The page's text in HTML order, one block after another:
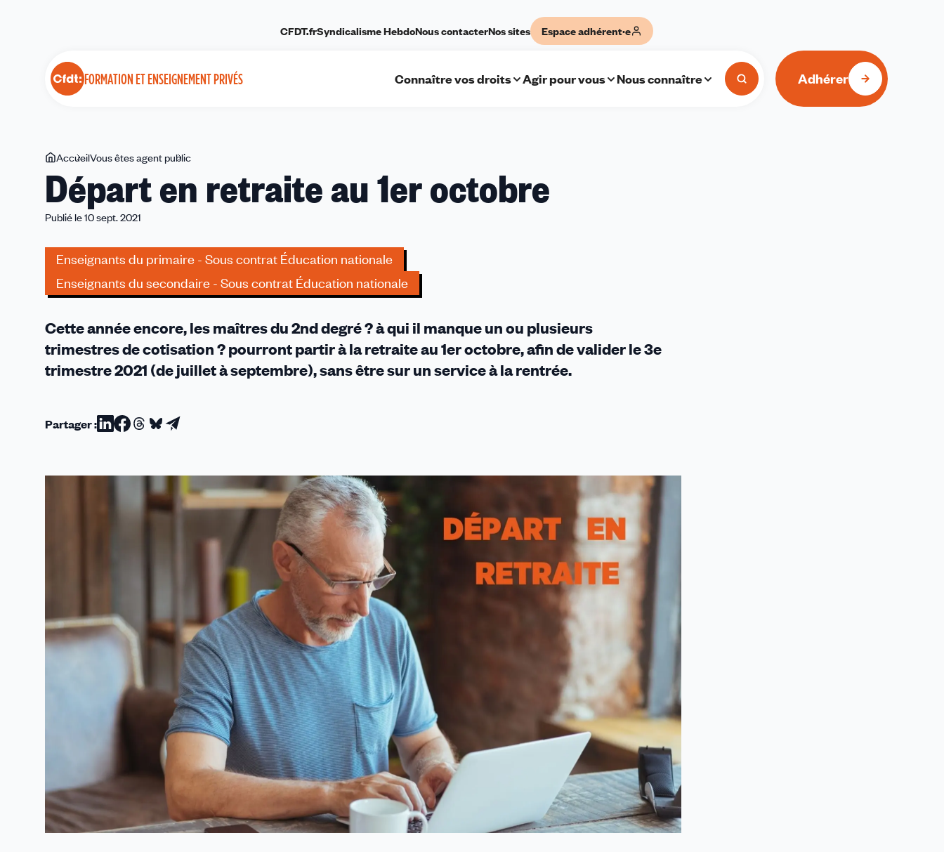
FORMATION ET ENSEIGNEMENT PRIVÉS
CFDT.frSyndicalisme HebdoNous contacterNos sites Espace adhérent·e
Connaître vos droits Agir pour vous Nous connaître Adhérer
Vous
êtes
AccueilVous êtes agent public
en
retraite
octobre
Départ en retraite au 1er octobre
Publié le 10 sept. 2021
Enseignants du primaire - Sous contrat Éducation nationale
Enseignants du secondaire - Sous contrat Éducation nationale
Cette année encore, les maîtres du 2nd degré ? à qui il manque un ou plusieurs
trimestres de cotisation ? pourront partir à la retraite au 1er octobre, afin de valider le 3e
trimestre 2021 (de juillet à septembre), sans être sur un service à la rentrée.
Partager :Partager
Linkedin
Partager
Facebook
Partager
Threads
Partager
Bluesky
Partager
email